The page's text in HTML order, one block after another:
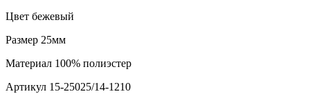
Цвет бежевый
Размер 25мм
Материал 100% полиэстер
Артикул 15-25025/14-1210